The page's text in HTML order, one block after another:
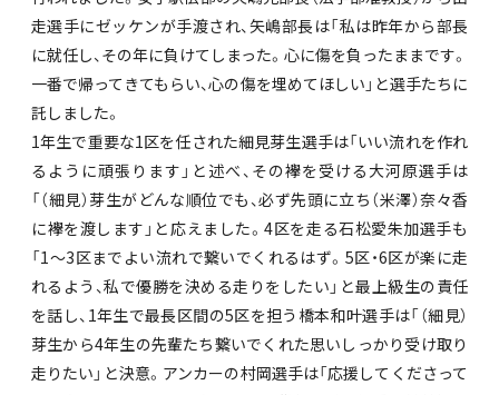
走選手にゼッケンが手渡され、矢嶋部長は「私は昨年から部長
に就任し、その年に負けてしまった。心に傷を負ったままです。
一番で帰ってきてもらい、心の傷を埋めてほしい」と選手たちに
託しました。
1年生で重要な1区を任された細見芽生選手は「いい流れを作れ
るように頑張ります」と述べ、その襷を受ける大河原選手は
「（細見）芽生がどんな順位でも、必ず先頭に立ち（米澤）奈々香
に襷を渡します」と応えました。4区を走る石松愛朱加選手も
「1～3区までよい流れで繋いでくれるはず。5区・6区が楽に走
れるよう、私で優勝を決める走りをしたい」と最上級生の責任
を話し、1年生で最長区間の5区を担う橋本和叶選手は「（細見）
芽生から4年生の先輩たち繋いでくれた思いしっかり受け取り
走りたい」と決意。アンカーの村岡選手は「応援してくださって